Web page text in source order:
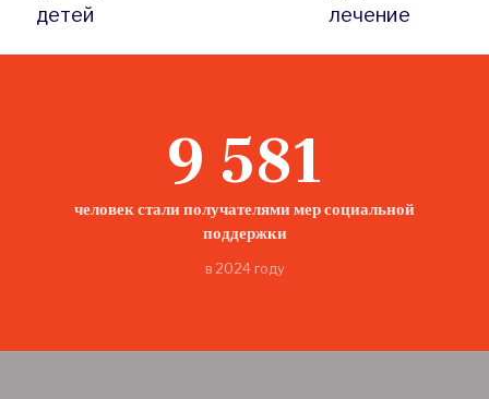
детей
лечение
9 581
человек стали получателями мер социальной
поддержки
в 2024 году